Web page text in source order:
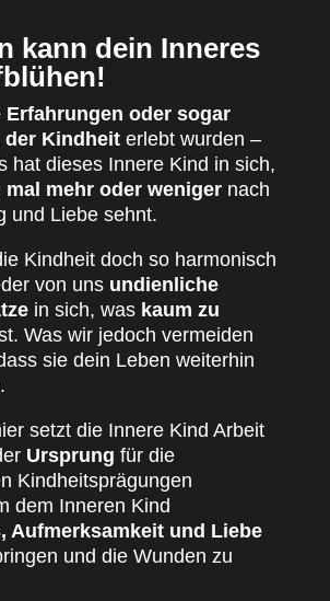
kann dein Inneres
Erfahrungen oder sogar
der Kindheiterlebt wurden –
hat dieses Innere Kind in sich,
mal mehr oder wenigernach
und Liebe sehnt.
Kindheit doch so harmonisch
von uns undienliche
in sich, was kaum zu
Was wir jedoch vermeiden
sie dein Leben weiterhin
setzt die Innere Kind Arbeit
Ursprung für die
Kindheitsprägungen
dem Inneren Kind
Aufmerksamkeit und Liebe
und die Wunden zu